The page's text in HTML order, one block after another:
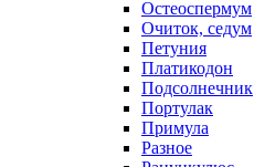
Остеоспермум
Очиток, седум
Петуния
Платикодон
Подсолнечник
Портулак
Примула
Разное